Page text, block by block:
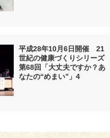
平成28年10月6日開催 21
世紀の健康づくりシリーズ
第68回「大丈夫ですか？あ
なたの“めまい”」4